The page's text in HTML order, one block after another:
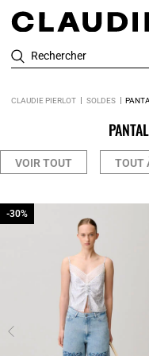
Rechercher
CLAUDIE PIERLOT SOLDES
VOIR TOUT TOUT
-30%
-30%